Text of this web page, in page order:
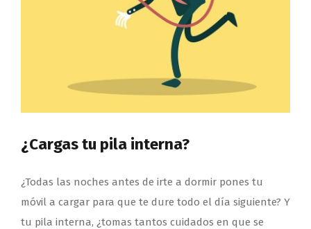
¿Cargas tu pila interna?
¿Todas las noches antes de irte a dormir pones tu
móvil a cargar para que te dure todo el día siguiente? Y
tu pila interna, ¿tomas tantos cuidados en que se